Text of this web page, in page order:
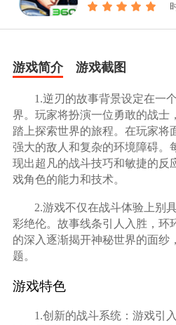
游戏简介 游戏截图
1.逆刃的故事背景设定在一
界。玩家将扮演一位勇敢的战士
踏上探索世界的旅程。在玩家将
强大的敌人和复杂的环境障碍。
现出超凡的战斗技巧和敏捷的反
戏角色的能力和技术。
2.游戏不仅在战斗体验上别
彩绝伦。故事线条引人入胜，环
的深入逐渐揭开神秘世界的面纱
题。
游戏特色
1.创新的战斗系统：游戏引